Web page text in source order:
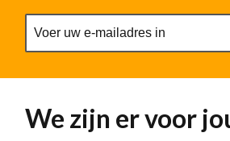
We zijn er voor